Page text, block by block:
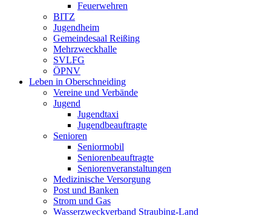
Feuerwehren
BITZ
Jugendheim
Gemeindesaal Reißing
Mehrzweckhalle
SVLFG
ÖPNV
Leben in Oberschneiding
Vereine und Verbände
Jugend
Jugendtaxi
Jugendbeauftragte
Senioren
Seniormobil
Seniorenbeauftragte
Seniorenveranstaltungen
Medizinische Versorgung
Post und Banken
Strom und Gas
Wasserzweckverband Straubing-Land